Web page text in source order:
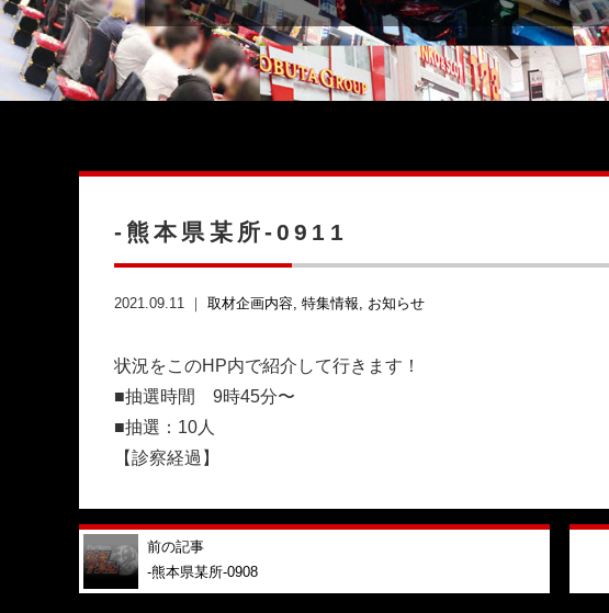
-熊本県某所-0911
2021.09.11 ｜ 取材企画内容 特集情報 お知らせ
状況をこのHP内で紹介して行きます！
■抽選時間 9時45分〜
■抽選：10人
【診察経過】
前の記事
-熊本県某所-0908